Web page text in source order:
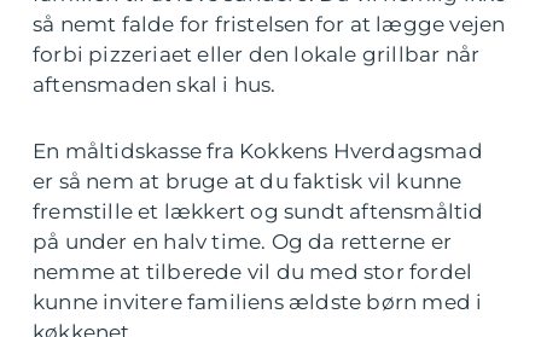
så nemt falde for fristelsen for at lægge vejen
forbi pizzeriaet eller den lokale grillbar når
aftensmaden skal i hus.
En måltidskasse fra Kokkens Hverdagsmad
er så nem at bruge at du faktisk vil kunne
fremstille et lækkert og sundt aftensmåltid
på under en halv time. Og da retterne er
nemme at tilberede vil du med stor fordel
kunne invitere familiens ældste børn med i